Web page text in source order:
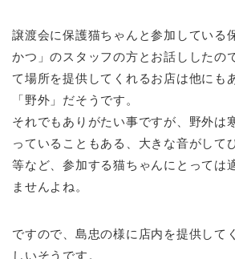
譲渡会に保護猫ちゃんと参加している
かつ」のスタッフの方とお話ししたの
て場所を提供してくれるお店は他にも
「野外」だそうです。
それでもありがたい事ですが、野外は
っていることもある、大きな音がして
等など、参加する猫ちゃんにとっては
ませんよね。
ですので、島忠の様に店内を提供して
しいそうです。